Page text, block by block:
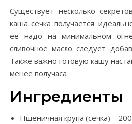
Существует несколько секретов, благодаря которым
каша сечка получается
ее надо на минимальном
сливочное масло следует
Также важно готовую кашу
менее получаса.
Ингредиенты
Пшеничная крупа (сечка) – 200